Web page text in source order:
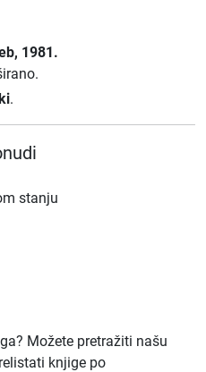
, 1981.
.
stanju
Možete pretražiti našu
knjige po